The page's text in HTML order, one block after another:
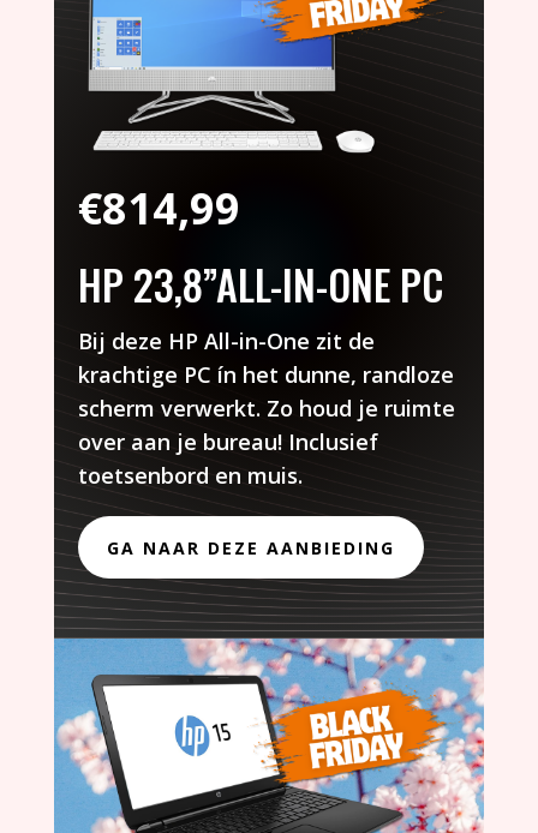
€814,99
HP 23,8”ALL-IN-ONE PC
Bij deze HP All-in-One zit de
krachtige PC ín het dunne, randloze
scherm verwerkt. Zo houd je ruimte
over aan je bureau! Inclusief
toetsenbord en muis.
GA NAAR DEZE AANBIEDING